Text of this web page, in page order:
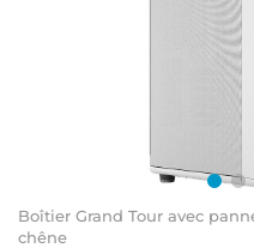
Boîtier Grand Tour avec
chêne